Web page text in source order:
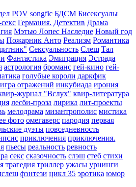
POV songfic БДСМ Бисексуалы
Германия. Детектив Драма
Мэтью Лопес Наследие Новый год
Пожарник Анто Реализм Романтика
Сексуальность Слеш Тал
Фантастика Эмиграция Эстрада
астрология броманс гей-кино гей-
голубые короли даркфик
игра отражений инкубиада ирония
журнал "Вслух" квир-литература
лесби-проза лирика лит-проекты
мелодрама мизантрополис мистика
фото омегаверс пародия первая
дуэты повседневность
приключения приключения.
пьесы реальность ревность
секс сказочность слэш стеб стихи
трагедия триллер ужасы урнинги
фэнтези цикл 35 эротика юмор